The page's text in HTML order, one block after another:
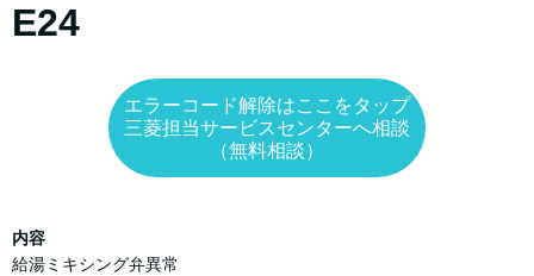
E24
エラーコード解除はここをタップ
三菱担当サービスセンターへ相談
（無料相談）
内容
給湯ミキシング弁異常